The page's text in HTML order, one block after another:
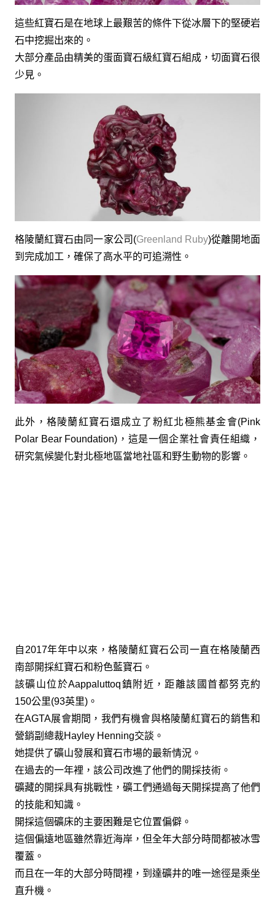
這些紅寶石是在地球上最艱苦的條件下從冰層下的堅硬岩
石中挖掘出來的。
大部分產品由精美的蛋面寶石級紅寶石組成，切面寶石很
少見。
格陵蘭紅寶石由同一家公司(Greenland Ruby)從離開地面
到完成加工，確保了高水平的可追溯性。
此外，格陵蘭紅寶石還成立了粉紅北極熊基金會(Pink
Polar Bear Foundation)，這是一個企業社會責任組織，
研究氣候變化對北極地區當地社區和野生動物的影響。
自2017年年中以來，格陵蘭紅寶石公司一直在格陵蘭西
南部開採紅寶石和粉色藍寶石。
該礦山位於Aappaluttoq鎮附近，距離該國首都努克約
150公里(93英里)。
在AGTA展會期間，我們有機會與格陵蘭紅寶石的銷售和
營銷副總裁Hayley Henning交談。
她提供了礦山發展和寶石市場的最新情況。
在過去的一年裡，該公司改進了他們的開採技術。
礦藏的開採具有挑戰性，礦工們通過每天開採提高了他們
的技能和知識。
開採這個礦床的主要困難是它位置偏僻。
這個偏遠地區雖然靠近海岸，但全年大部分時間都被冰雪
覆蓋。
而且在一年的大部分時間裡，到達礦井的唯一途徑是乘坐
直升機。